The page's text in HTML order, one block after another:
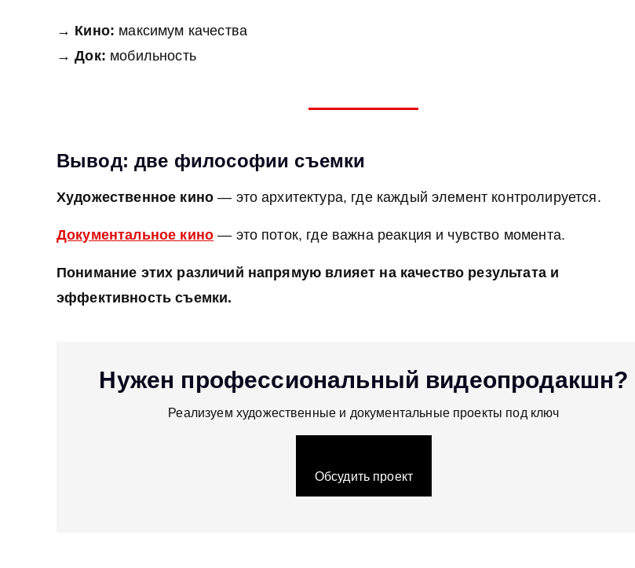
→ Кино: максимум качества
→Док: мобильность
Вывод: две философии съемки
Художественное кино — это архитектура, где каждый элемент контролируется.
Документальное кино — это поток, где важна реакция и чувство момента.
Понимание этих различий напрямую влияет на качество результата и
эффективность съемки.
Нужен профессиональный видеопродакшн?
Реализуем художественные и документальные проекты под ключ
Обсудить проект